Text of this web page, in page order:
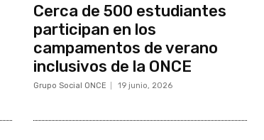
Cerca de 500 estudiantes
participan en los
campamentos de verano
inclusivos de la ONCE
Grupo Social ONCE 19 junio, 2026